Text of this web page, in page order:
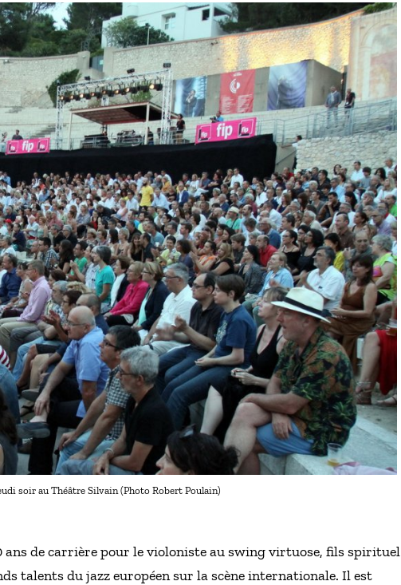
soir au Théâtre Silvain (Photo Robert Poulain)
ans de carrière pour le violoniste au swing virtuose, fils spirituel
talents du jazz européen sur la scène internationale. Il est